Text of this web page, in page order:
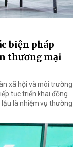
biện pháp
thương mại
xã hội và môi trường
tục triển khai đồng
là nhiệm vụ thường